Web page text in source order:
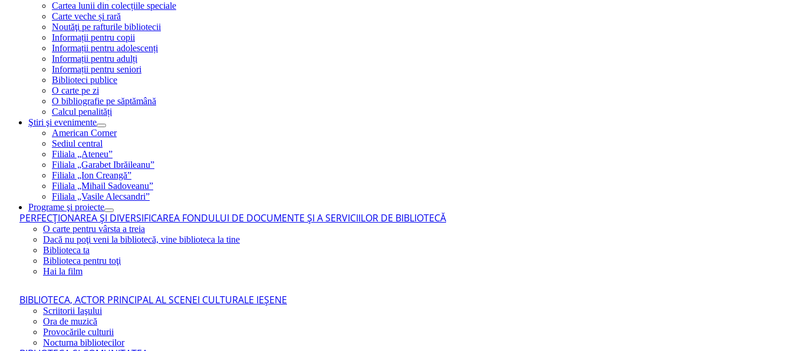
Cartea lunii din colecțiile speciale
Carte veche și rară
Noutăţi pe rafturile bibliotecii
Informații pentru copii
Informații pentru adolescenți
Informații pentru adulți
Informații pentru seniori
Biblioteci publice
O carte pe zi
O bibliografie pe săptămână
Calcul penalități
Ştiri şi evenimente
American Corner
Sediul central
Filiala „Ateneu”
Filiala „Garabet Ibrăileanu”
Filiala „Ion Creangă”
Filiala „Mihail Sadoveanu”
Filiala „Vasile Alecsandri”
Programe şi proiecte
PERFECŢIONAREA ŞI DIVERSIFICAREA FONDULUI DE DOCUMENTE ŞI A SERVICIILOR DE BIBLIOTECĂ
O carte pentru vârsta a treia
Dacă nu poţi veni la bibliotecă, vine biblioteca la tine
Biblioteca ta
Biblioteca pentru toţi
Hai la film
BIBLIOTECA, ACTOR PRINCIPAL AL SCENEI CULTURALE IEŞENE
Scriitorii Iaşului
Ora de muzică
Provocările culturii
Nocturna bibliotecilor